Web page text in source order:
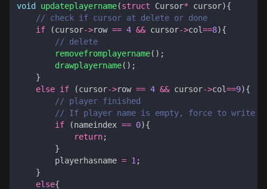
void updateplayername(struct Cursor* cursor){
if
(cursor->row == 4 && cursor->col==8){
removefromplayername();
drawplayername();
}
else if (cursor->row == 4 && cursor->col==9){
if (nameindex == 0){
return;
}
playerhasname = 1 ;
}
else{